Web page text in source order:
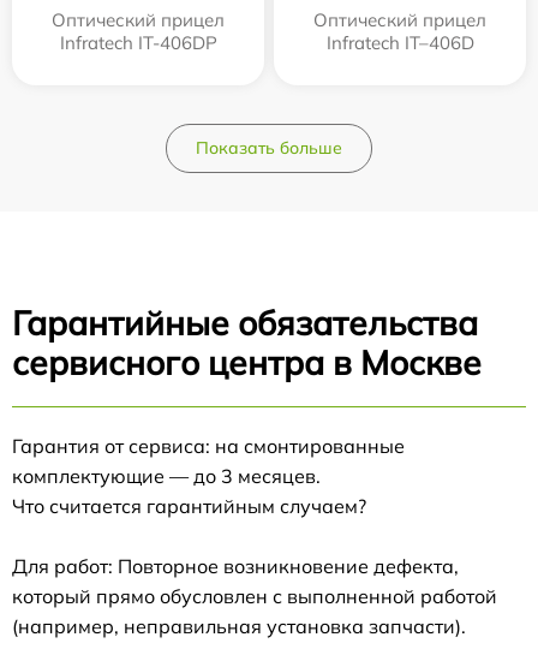
Оптический прицел
Infratech IT-406DP
Оптический прицел
Infratech IT–406D
Показать больше
Гарантийные обязательства
сервисного центра в Москве
Гарантия от сервиса: на смонтированные
комплектующие — до 3 месяцев.
Что считается гарантийным случаем?
Для работ: Повторное возникновение дефекта,
который прямо обусловлен с выполненной работой
(например, неправильная установка запчасти).